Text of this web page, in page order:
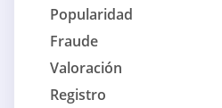
Popularidad
Fraude
Valoración
Registro